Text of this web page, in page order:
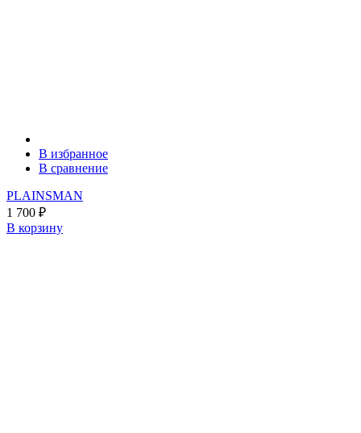
В избранное
В сравнение
PLAINSMAN
1 700 ₽
В корзину